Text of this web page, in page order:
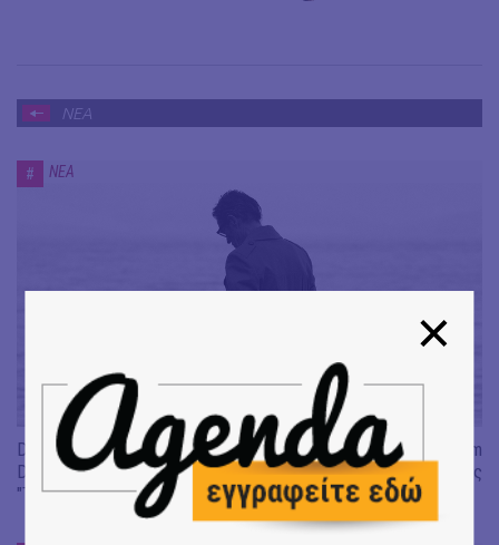
ΝΕΑ
# ΝΕΑ
Don't Let Me Be Misunderstood | Alexandros Livitsanos, Willem
Dafoe, Czech Studio Orchestra | Από το soundtrack της ταινίας
"The Birthday Party"